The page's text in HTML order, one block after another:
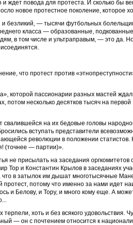
и ждет повода для протеста. И сколько бы
новое протестное поколение, которое
безликий, — тысячи футбольных
класса — образованные,
в том числе и ультраправым, — это да.
что протест против
которой пассионарии разных мастей
потом несколько десятков тысяч на
на их бедовые головы
вступать представители
революции в положении
(точнее — партии)».
не присылать на заседания
Тор и Константин Крылов в заседаниях
что в затылок им дышат многотысячные
протест, потому что именно за нами идет
и Белову, и Тору, и много кому еще. А
хоть и без всякого удовольствия.
— он с почтением относится к